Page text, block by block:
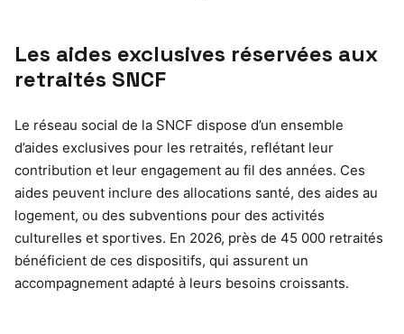
Les aides exclusives réservées aux
retraités SNCF
Le réseau social de la SNCF dispose d’un ensemble
d’aides exclusives pour les retraités, reflétant leur
contribution et leur engagement au fil des années. Ces
aides peuvent inclure des allocations santé, des aides au
logement, ou des subventions pour des activités
culturelles et sportives. En 2026, près de 45 000 retraités
bénéficient de ces dispositifs, qui assurent un
accompagnement adapté à leurs besoins croissants.